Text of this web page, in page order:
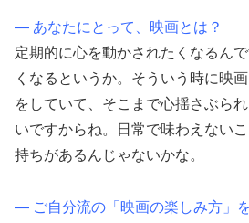
― あなたにとって、映画とは？
定期的に心を動かされたくなるん
くなるというか。そういう時に映
をしていて、そこまで心揺さぶら
いですからね。日常で味わえない
持ちがあるんじゃないかな。
― ご自分流の「映画の楽しみ方」